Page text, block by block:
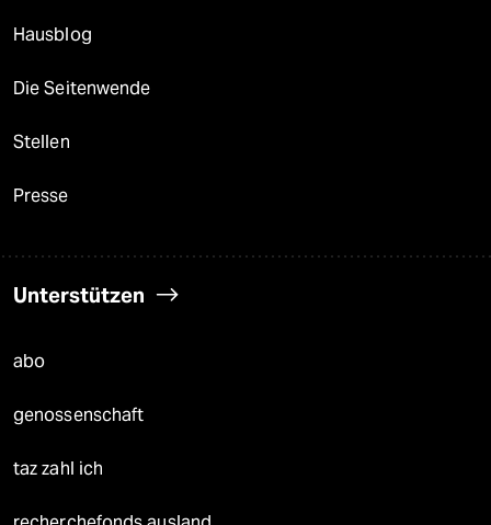
Hausblog
Die Seitenwende
Stellen
Presse
Unterstützen
abo
genossenschaft
taz zahl ich